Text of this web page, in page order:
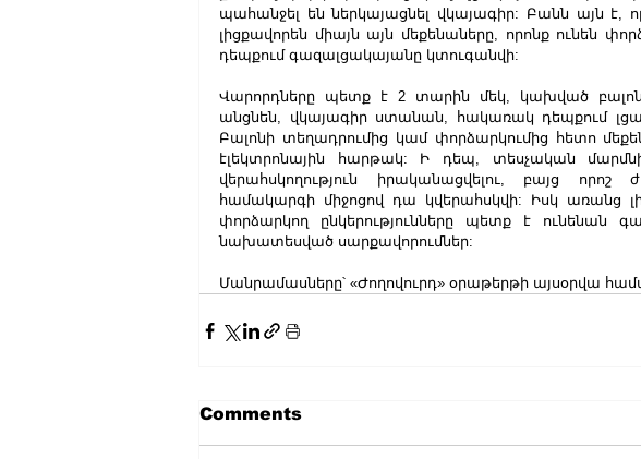
պահանջել են ներկայացնել վկայագիր: Բանն այն է,
լիցքավորեն միայն այն մեքենաները, որոնք ունեն
դեպքում գազալցակայանը կտուգանվի:
Վարորդները պետք է 2 տարին մեկ, կախված
անցնեն, վկայագիր ստանան, հակառակ դեպքում
Բալոնի տեղադրումից կամ փորձարկումից հետո
էլեկտրոնային հարթակ: Ի դեպ, տեսչական
վերահսկողություն իրականացվելու, բայց
համակարգի միջոցով դա կվերահսկվի: Իսկ առանց
փորձարկող ընկերությունները պետք է ունենան
նախատեսված սարքավորումներ:
Մանրամասները՝ «Ժողովուրդ» օրաթերթի այսօրվա
Comments